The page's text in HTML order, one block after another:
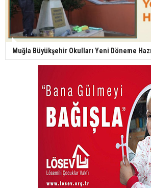
Muğla Büyükşehir Okulları Yeni Döneme